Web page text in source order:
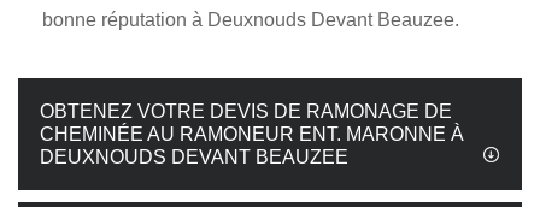
bonne réputation à Deuxnouds Devant Beauzee.
OBTENEZ VOTRE DEVIS DE RAMONAGE DE
CHEMINÉE AU RAMONEUR ENT. MARONNE À
DEUXNOUDS DEVANT BEAUZEE